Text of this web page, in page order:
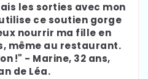
les sorties avec mon
ce soutien gorge
nourrir ma fille en
même au restaurant.
!" - Marine, 32 ans,
de Léa.